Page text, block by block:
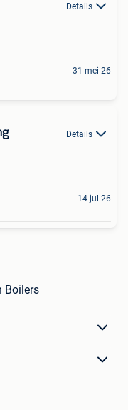
Details
31 mei 26
Details
14 jul 26
Boilers